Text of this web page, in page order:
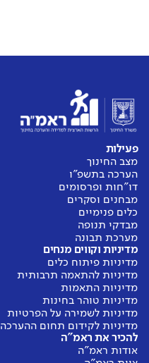
פעילות
מצב החינוך
הערכה בתשפ"ו
דו"חות ופרסומים
מבחנים וסקרים
כלים פנימיים
מבדקי תנופה
מערכת תבונה
מדיניות וקווים מנחים
מדיניות פיתוח כלים
מדיניות להתאמה תרבותית
מדיניות התאמות
מדיניות טוהר בחינות
מדיניות לשמירה על הפרטיות
מדיניות לקידום תחום ההערכה
להכיר את ראמ"ה
אודות ראמ"ה